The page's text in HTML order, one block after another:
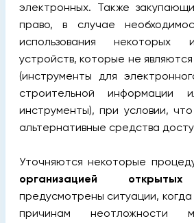
электронных. Также
право, в случае
использования некоторых
устройств, которые не
(инструменты для
строительной информации
инструменты), при условии,
альтернативные средства
Уточняются некоторые
организацией
предусмотрены ситуации,
причинам неотложности